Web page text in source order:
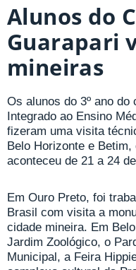
Alunos do
Guarapari
mineiras
Os alunos do 3º ano
Integrado ao Ensino
fizeram uma visita
Belo Horizonte e
aconteceu de 21 a 24
Em Ouro Preto, foi
Brasil com visita a
cidade mineira. Em
Jardim Zoológico, o
Municipal, a Feira